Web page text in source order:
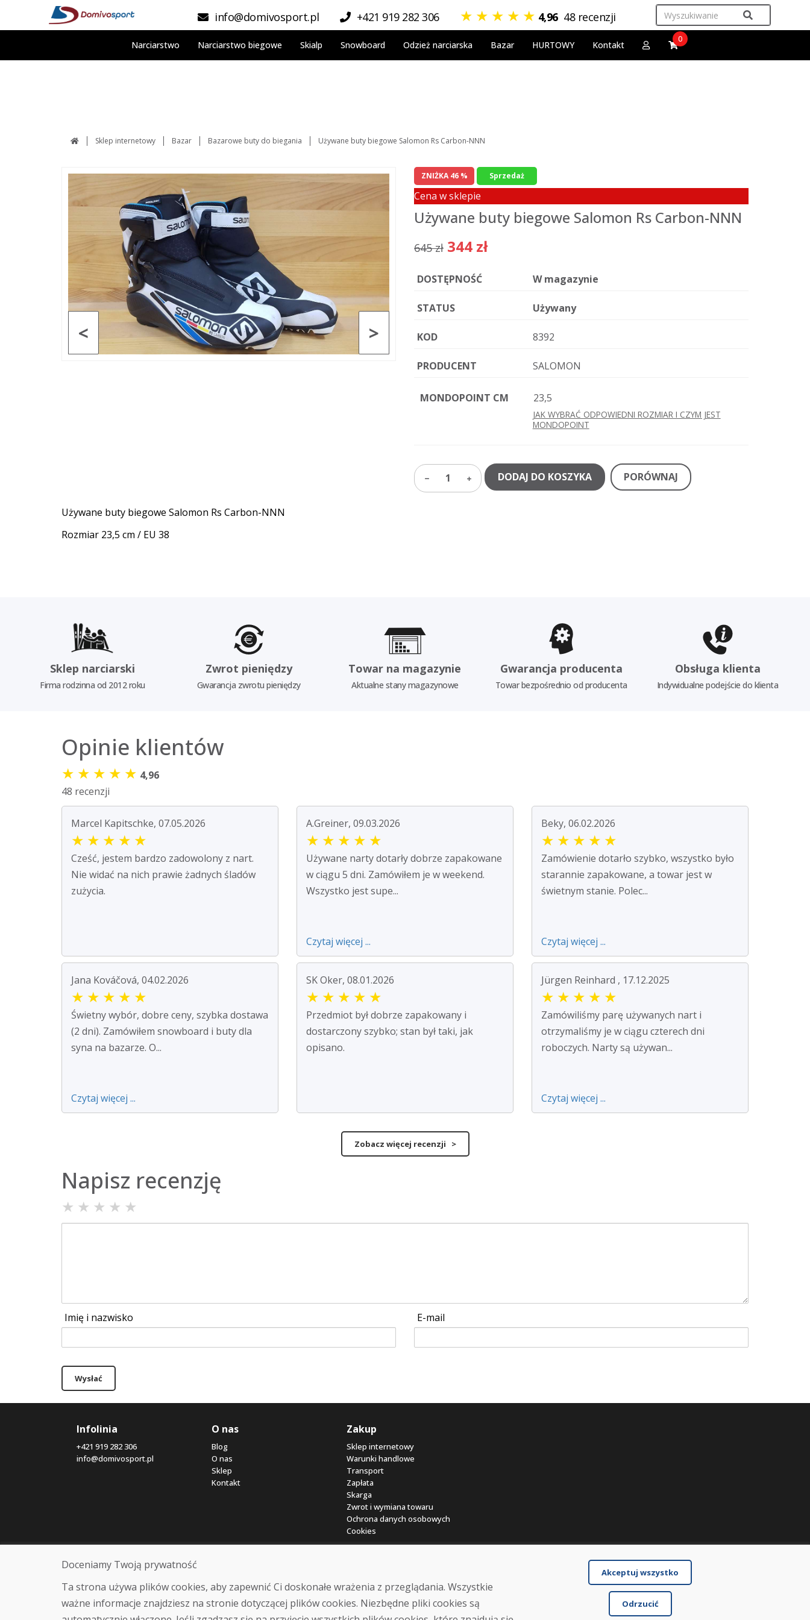
info@domivosport.pl +421 919 282 306 ★ ★ ★ ★ ★ 4,96 48 recenzji
Narciarstwo Narciarstwo biegowe Skialp Snowboard Odzież narciarska Bazar HURTOWY Kontakt
0
Sklep internetowy Bazar Bazarowe buty do biegania Używane buty biegowe Salomon Rs Carbon-NNN
>
<
ZNIŻKA 46 % Sprzedaż
Cena w sklepie
Używane buty biegowe Salomon Rs Carbon-NNN
645 zł 344 zł
DOSTĘPNOŚĆ W magazynie
STATUS Używany
KOD 8392
PRODUCENT SALOMON
MONDOPOINT CM 23,5
JAK WYBRAĆ ODPOWIEDNI ROZMIAR I CZYM JEST
MONDOPOINT
1 DODAJ DO KOSZYKA PORÓWNAJ
Używane buty biegowe Salomon Rs Carbon-NNN
Rozmiar 23,5 cm / EU 38
Sklep narciarski
Firma rodzinna od 2012 roku
Zwrot pieniędzy
Gwarancja zwrotu pieniędzy
Towar na magazynie
Aktualne stany magazynowe
Gwarancja producenta
Towar bezpośrednio od producenta
Obsługa klienta
Indywidualne podejście do klienta
Opinie klientów
★ ★ ★ ★ ★ 4,96
48 recenzji
Marcel Kapitschke, 07.05.2026
★ ★ ★ ★ ★
Cześć, jestem bardzo zadowolony z nart.
Nie widać na nich prawie żadnych śladów
zużycia.
A.Greiner, 09.03.2026
★ ★ ★ ★ ★
Używane narty dotarły dobrze zapakowane
w ciągu 5 dni. Zamówiłem je w weekend.
Wszystko jest supe...
Czytaj więcej ...
Beky, 06.02.2026
★ ★ ★ ★ ★
Zamówienie dotarło szybko, wszystko było
starannie zapakowane, a towar jest w
świetnym stanie. Polec...
Czytaj więcej ...
Jana Kováčová, 04.02.2026
★ ★ ★ ★ ★
Świetny wybór, dobre ceny, szybka dostawa
(2 dni). Zamówiłem snowboard i buty dla
syna na bazarze. O...
Czytaj więcej ...
SK Oker, 08.01.2026
★ ★ ★ ★ ★
Przedmiot był dobrze zapakowany i
dostarczony szybko; stan był taki, jak
opisano.
Jürgen Reinhard , 17.12.2025
★ ★ ★ ★ ★
Zamówiliśmy parę używanych nart i
otrzymaliśmy je w ciągu czterech dni
roboczych. Narty są używan...
Czytaj więcej ...
Zobacz więcej recenzji >
Napisz recenzję
★ ★ ★ ★ ★
Imię i nazwisko E-mail
Wysłać
Infolinia
+421 919 282 306
info@domivosport.pl
O nas
Blog
O nas
Sklep
Kontakt
Zakup
Sklep internetowy
Warunki handlowe
Transport
Zapłata
Skarga
Zwrot i wymiana towaru
Ochrona danych osobowych
Cookies
Doceniamy Twoją prywatność
Ta strona używa plików cookies, aby zapewnić Ci doskonałe wrażenia z przeglądania. Wszystkie
ważne informacje znajdziesz na stronie dotyczącej plików cookies. Niezbędne pliki cookies są
Akceptuj wszystko
Odrzucić